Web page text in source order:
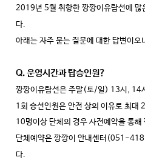
2019년 5월 취항한 깡깡이유람선에 많
다.
아래는 자주 묻는 질문에 대한 답변이오
Q. 운영시간과 탑승인원?
깡깡이유람선은 주말(토/일) 13시, 14
1회 승선인원은 안전 상의 이유로 최대
10명이상 단체의 경우 사전예약을 통해
단체예약은 깡깡이 안내센터(051-
다.